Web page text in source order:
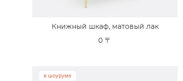
Книжный шкаф, матовый лак
0 〒
в шоуруме